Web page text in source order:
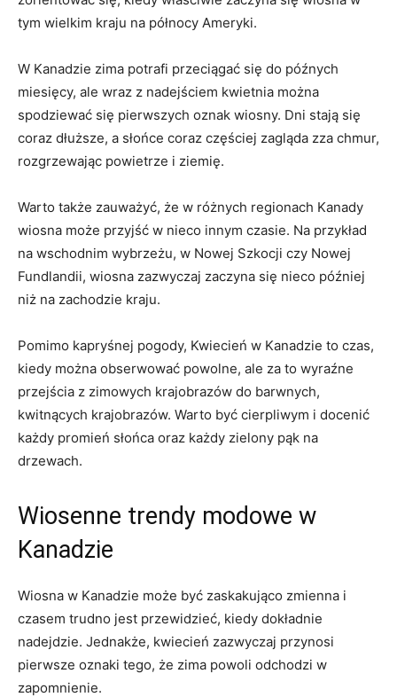
tym wielkim kraju na północy Ameryki.
W Kanadzie zima ⁤potrafi przeciągać się do późnych
miesięcy, ale wraz z nadejściem kwietnia można
spodziewać się pierwszych oznak wiosny. Dni stają się
coraz ‌dłuższe, a słońce‌ coraz częściej zagląda zza chmur,
rozgrzewając powietrze i ziemię.
Warto także zauważyć, że w różnych regionach Kanady⁢
wiosna może przyjść‍ w nieco innym czasie. Na przykład‍
na wschodnim wybrzeżu, w Nowej Szkocji czy Nowej
Fundlandii, wiosna zazwyczaj zaczyna się nieco później
niż na ⁢zachodzie kraju.
Pomimo kapryśnej pogody, Kwiecień w Kanadzie ⁤to czas,‍
kiedy ⁤można obserwować powolne, ale za to wyraźne
przejścia z zimowych‍ krajobrazów do ​barwnych,
kwitnących krajobrazów. Warto być⁤ cierpliwym ⁢i ​docenić
każdy promień słońca oraz każdy zielony pąk na
drzewach.
Wiosenne trendy modowe w
Kanadzie
Wiosna w ⁤Kanadzie‌ może być zaskakująco zmienna i
czasem trudno jest przewidzieć, kiedy dokładnie
nadejdzie. Jednakże, kwiecień zazwyczaj przynosi
pierwsze oznaki tego,⁢ że zima‍ powoli‍ odchodzi w
zapomnienie.